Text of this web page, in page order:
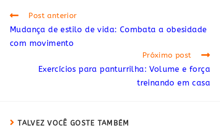
Read
articles
Post anterior
Mudança de estilo de vida: Combata a obesidade
com movimento
Próximo post
Exercícios para panturrilha: Volume e força
treinando em casa
TALVEZ VOCÊ GOSTE TAMBÉM